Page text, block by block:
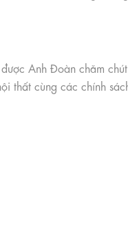
Anh Đoàn chăm
thất cùng các chính